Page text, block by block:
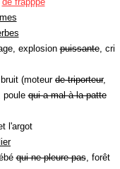
explosionpuissante, cri
(moteur de triporteur,
poulequi a mal à la patte
l'argot
qui ne pleure pas, forêt